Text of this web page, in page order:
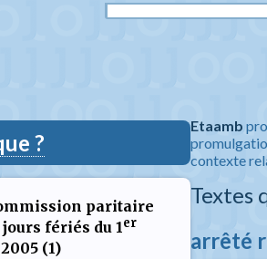
?
paritaire
fériés du 1er
(1)
Etaamb
contexte
Textes
arrêté